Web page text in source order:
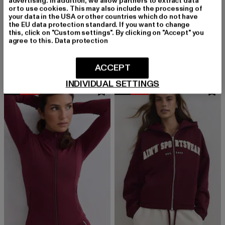
AIMN
Sense Halter
AIMN
Sense Flare
NEU -10%
or to use cookies. This may also include the processing of
your data in the USA or other countries which do not have
the EU data protection standard. If you want to change
this, click on "Custom settings". By clicking on "Accept" you
agree to this. Data protection
INDIVIDUAL SETTINGS
ACCEPT